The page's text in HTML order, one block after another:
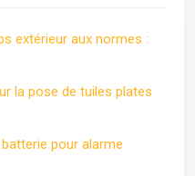
extérieur aux normes :
la pose de tuiles plates
pour alarme